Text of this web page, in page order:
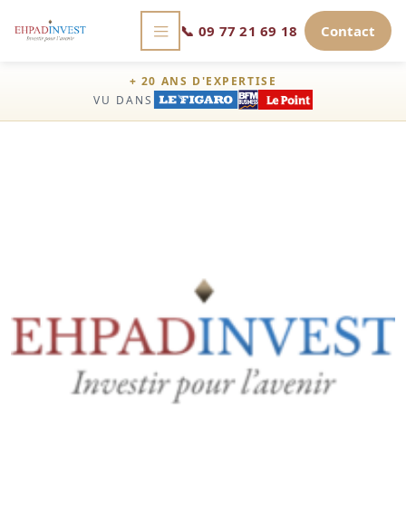
📞 09 77 21 69 18 Contact
+ 20 ANS D'EXPERTISE
VU DANS